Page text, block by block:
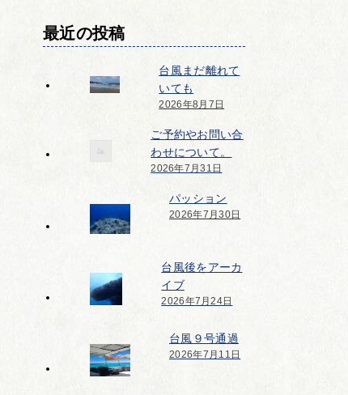
最近の投稿
台風まだ離れて
いても
2026年8月7日
ご予約やお問い合
わせについて。
2026年7月31日
パッション
2026年7月30日
台風後をアーカ
イブ
2026年7月24日
台風９号通過
2026年7月11日